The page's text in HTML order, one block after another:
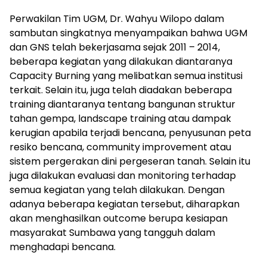
Perwakilan Tim UGM, Dr. Wahyu Wilopo dalam
sambutan singkatnya menyampaikan bahwa UGM
dan GNS telah bekerjasama sejak 2011 – 2014,
beberapa kegiatan yang dilakukan diantaranya
Capacity Burning yang melibatkan semua institusi
terkait. Selain itu, juga telah diadakan beberapa
training diantaranya tentang bangunan struktur
tahan gempa, landscape training atau dampak
kerugian apabila terjadi bencana, penyusunan peta
resiko bencana, community improvement atau
sistem pergerakan dini pergeseran tanah. Selain itu
juga dilakukan evaluasi dan monitoring terhadap
semua kegiatan yang telah dilakukan. Dengan
adanya beberapa kegiatan tersebut, diharapkan
akan menghasilkan outcome berupa kesiapan
masyarakat Sumbawa yang tangguh dalam
menghadapi bencana.